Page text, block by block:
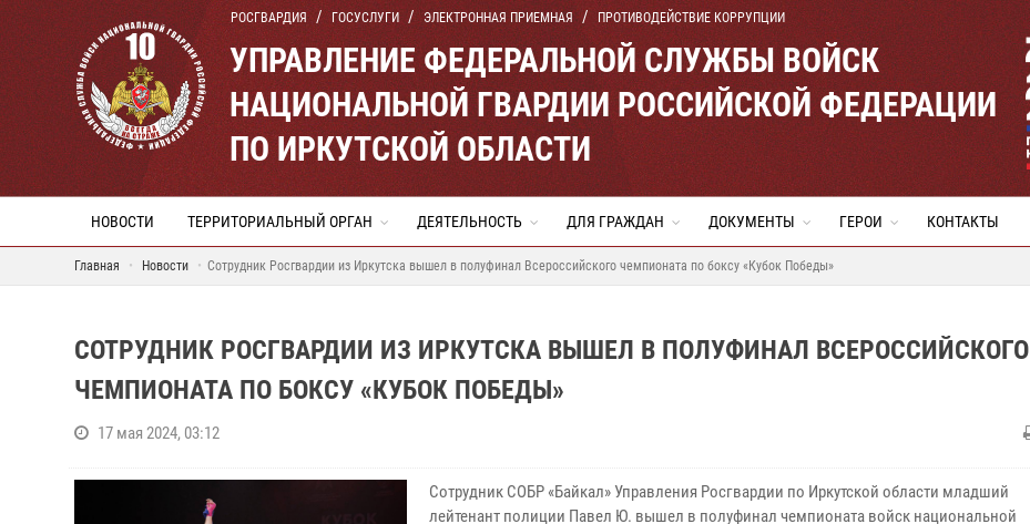
РОСГВАРДИЯ ГОСУСЛУГИ ЭЛЕКТРОННАЯ ПРИЕМНАЯ ПРОТИВОДЕЙСТВИЕ КОРРУПЦИИ
УПРАВЛЕНИЕ ФЕДЕРАЛЬНОЙ СЛУЖБЫ ВОЙСК
НАЦИОНАЛЬНОЙ ГВАРДИИ РОССИЙСКОЙ ФЕДЕРАЦИИ
ПО ИРКУТСКОЙ ОБЛАСТИ
НОВОСТИ ТЕРРИТОРИАЛЬНЫЙ ОРГАН ДЕЯТЕЛЬНОСТЬ ДЛЯ ГРАЖДАН ДОКУМЕНТЫ ГЕРОИ КОНТАКТЫ
Главная Новости Сотрудник Росгвардии из Иркутска вышел в полуфинал Всероссийского чемпионата по боксу «Кубок Победы»
СОТРУДНИК РОСГВАРДИИ ИЗ ИРКУТСКА ВЫШЕЛ В ПОЛУФИНАЛ ВСЕРОССИЙСКОГО
ЧЕМПИОНАТА ПО БОКСУ «КУБОК ПОБЕДЫ»
17 мая 2024, 03:12
Сотрудник СОБР «Байкал» Управления Росгвардии по Иркутской области младший
лейтенант полиции Павел Ю. вышел в полуфинал чемпионата войск национальной